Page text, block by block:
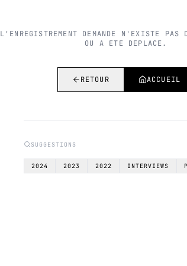
L'ENREGISTREMENT DEMANDE N'EXISTE PAS
OU A ETE DEPLACE.
RETOUR ACCUEIL
SUGGESTIONS
2024 2023 2022 INTERVIEWS